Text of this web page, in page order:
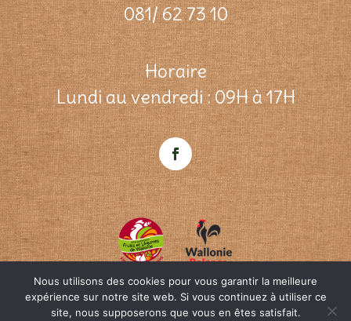
081/ 62 73 10
Horaire
Lundi au vendredi : 09H à 17H
Nous utilisons des cookies pour vous garantir la meilleure
expérience sur notre site web. Si vous continuez à utiliser ce
site, nous supposerons que vous en êtes satisfait.